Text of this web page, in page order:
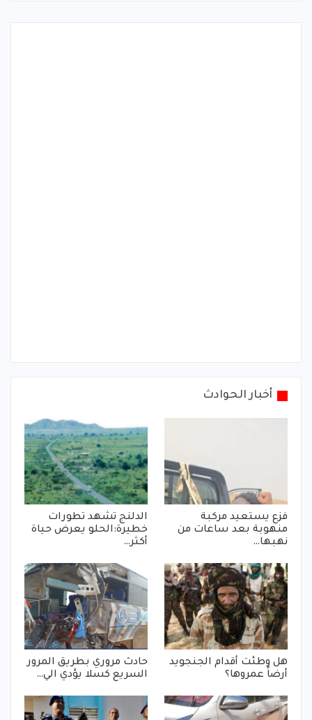
أخبار الحوادث
فزع يستعيد مركبة
منهوبة بعد ساعات من
نهبها…
الدلنج تشهد تطورات
خطيرة:الحلو يعرض حياة
أكثر…
هل وطئت أقدام الجنجويد
أرضاً عمروها؟
حادث مروري بطريق المرور
السريع كسلا يؤدي الي…